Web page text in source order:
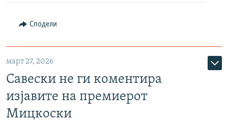
Сподели
март 27, 2026
Савески не ги коментира
изјавите на премиерот
Мицкоски